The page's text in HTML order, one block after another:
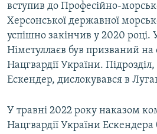
вступив до Професійно-
Херсонської державної
успішно закінчив у 2020 році.
Німетуллаєв був призваний на
Нацгвардії України.
Ескендер, дислокувався в
У травні 2022 року наказом
Нацгвардії України